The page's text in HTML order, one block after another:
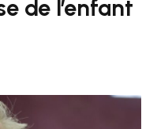
de l’enfant